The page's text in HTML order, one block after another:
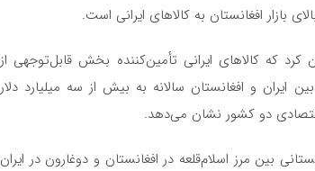
بازار افغانستان به کالاهای ایرانی است.
۳۰ میلیونی افغانستان، بیان کرد که کالاهای ایرانی تأمین‌کننده بخش قابل‌توجهی از
و افغانستان سالانه به بیش از سه میلیارد دلار
اقتصادی دو کشور نشان می‌دهد.
بین مرز اسلام‌قلعه در افغانستان و دوغارون در ایران